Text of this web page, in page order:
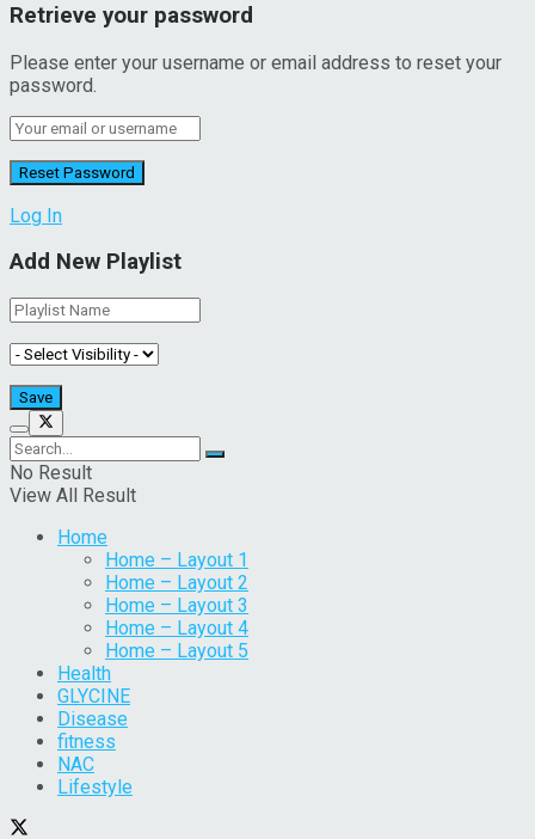
Retrieve your password
Please enter your username or email address to reset your
password.
Log In
Add New Playlist
No Result
View All Result
Home
Home – Layout 1
Home – Layout 2
Home – Layout 3
Home – Layout 4
Home – Layout 5
Health
GLYCINE
Disease
fitness
NAC
Lifestyle